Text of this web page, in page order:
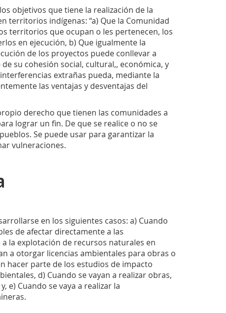
objetivos que tiene la realización de la
territorios indígenas: “a) Que la Comunidad
territorios que ocupan o les pertenecen, los
en ejecución, b) Que igualmente la
de los proyectos puede conllevar a
su cohesión social, cultural,, económica, y
extrañas pueda, mediante la
las ventajas y desventajas del
derecho que tienen las comunidades a
lograr un fin. De que se realice o no se
Se puede usar para garantizar la
vulneraciones.
en los siguientes casos: a) Cuando
de afectar directamente a las
la explotación de recursos naturales en
a otorgar licencias ambientales para obras o
hacer parte de los estudios de impacto
d) Cuando se vayan a realizar obras,
e) Cuando se vaya a realizar la